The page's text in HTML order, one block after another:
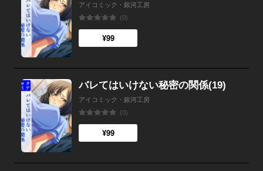
アイコミック・銀河工房
(0)
¥99
バレてはいけない秘密の関係(19)
アイコミック・銀河工房
(0)
¥99